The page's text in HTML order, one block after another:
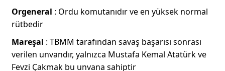
Orgeneral : Ordu komutanıdır ve en yüksek normal
rütbedir
Mareşal : TBMM tarafından savaş başarısı sonrası
verilen unvandır, yalnızca Mustafa Kemal Atatürk ve
Fevzi Çakmak bu unvana sahiptir